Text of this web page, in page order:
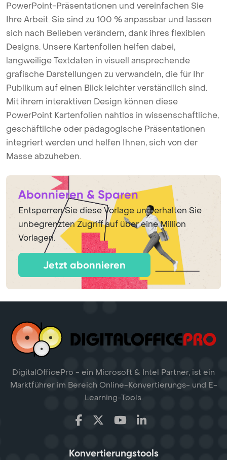
PowerPoint-Präsentationen und vereinfachen Sie
Ihre Arbeit. Sie sind zu 100 % anpassbar und lassen
sich nach Belieben verändern, dank ihres flexiblen
Designs. Unsere Kartenfolien helfen dabei,
langweilige Textdaten in visuell ansprechende
grafische Darstellungen zu verwandeln, die für Ihr
Publikum auf einen Blick leichter verständlich sind.
Mit ihrem interaktiven Design können diese
PowerPoint Kartenfolien nahtlos in wissenschaftliche,
geschäftliche oder pädagogische Präsentationen
integriert werden und helfen Ihnen, sich von der
Masse abzuheben.
Abonnieren & Sparen
Entsperren Sie diese Vorlage und erhalten Sie
unbegrenzten Zugriff auf über eine Million
Vorlagen.
Jetzt abonnieren
DigitalOfficePro - ein Microsoft & Intel Partner, ist ein
Marktführer im Bereich Online-Konvertierungs- und E-
Learning-Tools.
Konvertierungstools